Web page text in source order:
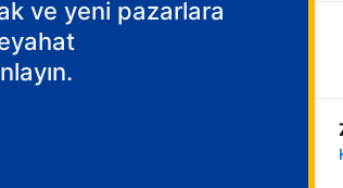
ve yeni pazarlara